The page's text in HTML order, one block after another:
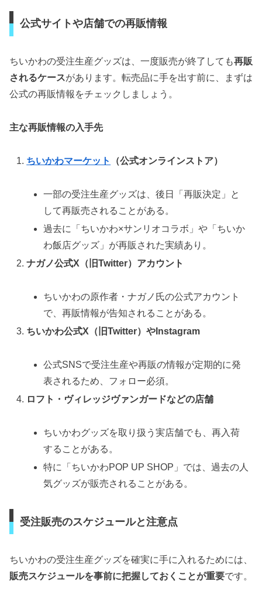
公式サイトや店舗での再販情報
ちいかわの受注生産グッズは、一度販売が終了しても再販
されるケースがあります。転売品に手を出す前に、まずは
公式の再販情報をチェックしましょう。
主な再販情報の入手先
ちいかわマーケット （公式オンラインストア）
一部の受注生産グッズは、後日「再販決定」と
して再販売されることがある。
過去に「ちいかわ×サンリオコラボ」や「ちいか
わ飯店グッズ」が再販された実績あり。
ナガノ公式X（旧Twitter）アカウント
ちいかわの原作者・ナガノ氏の公式アカウント
で、再販情報が告知されることがある。
ちいかわ公式X（旧Twitter）やInstagram
公式SNSで受注生産や再販の情報が定期的に発
表されるため、フォロー必須。
ロフト・ヴィレッジヴァンガードなどの店舗
ちいかわグッズを取り扱う実店舗でも、再入荷
することがある。
特に「ちいかわPOP UP SHOP」では、過去の人
気グッズが販売されることがある。
受注販売のスケジュールと注意点
ちいかわの受注生産グッズを確実に手に入れるためには、
販売スケジュールを事前に把握しておくことが重要です。